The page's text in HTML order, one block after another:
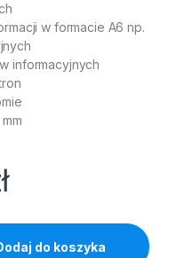
w formacie A6 np.
informacyjnych
ramka informacyjna z
do koszyka